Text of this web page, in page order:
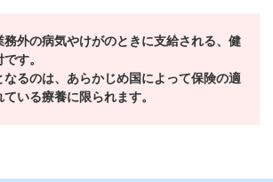
務外の病気やけがのときに支給される、健
す。
なるのは、あらかじめ国によって保険の適
いる療養に限られます。